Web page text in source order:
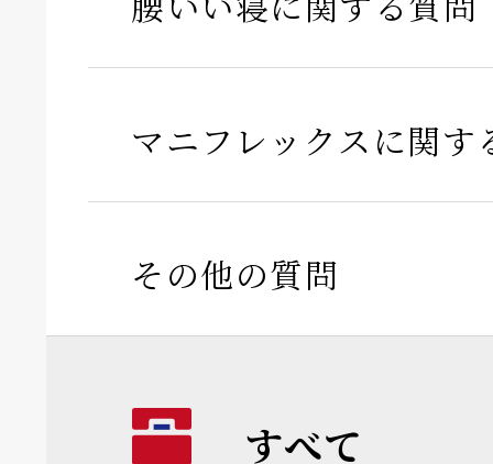
マニフレックスに関す
その他の質問
すべて